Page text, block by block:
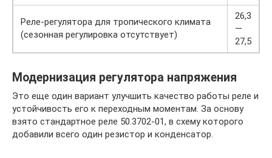
Реле-регулятора для тропического климата
(сезонная регулировка отсутствует)
26,3
—
27,5
Модернизация регулятора напряжения
Это еще один вариант улучшить качество работы реле и
устойчивость его к переходным моментам. За основу
взято стандартное реле 50.3702-01, в схему которого
добавили всего один резистор и конденсатор.